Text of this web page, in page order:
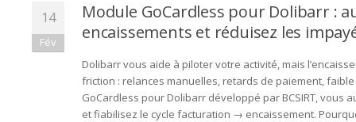
14
Fév
Module GoCardless pour Dolibarr :
encaissements et réduisez les
Dolibarr vous aide à piloter votre activité, mais
friction : relances manuelles, retards de paiement,
GoCardless pour Dolibarr développé par BCSIRT, vous
et fiabilisez le cycle facturation → encaissement.